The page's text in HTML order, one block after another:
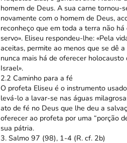
homem de Deus. A sua carne tornou-
novamente com o homem de Deus,
reconheço que em toda a terra não
servo». Eliseu respondeu-lhe: «Pela
aceitas, permite ao menos que se dê
nunca mais há de oferecer
Israel».
2.2 Caminho para a fé
O profeta Eliseu é o instrumento
levá-lo a lavar-se nas águas
ato de fé no Deus que lhe deu a
oferecer ao profeta por uma “porção
sua pátria.
3. Salmo 97 (98), 1-4 (R. cf. 2b)